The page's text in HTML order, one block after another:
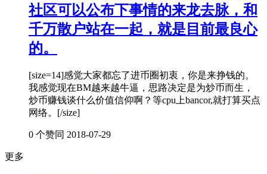
社区可以公布下事情的来龙去脉，和
千万散户站在一起，就是目前最良心
的。
[size=14]感觉大家都忘了进币圈初衷，你是来挣钱的。
我感觉现在BM越来越牛逼，思路决定是为炒币而生，
炒币赚钱谈什么价值信仰啊？等cpu上bancor,就打算买点
网络。[/size]
0 个赞同 2018-07-29
更多